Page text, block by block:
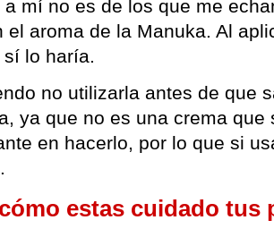
a mí no es de los que me
el aroma de la Manuka. Al
lo haría.
no utilizarla antes de que
ya que no es una crema que
en hacerlo, por lo que si
estas cuidado tus